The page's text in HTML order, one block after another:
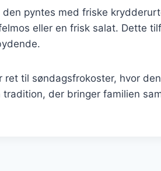
pyntes med friske
eller en frisk salat. Dette
til søndagsfrokoster, hvor
der bringer familien